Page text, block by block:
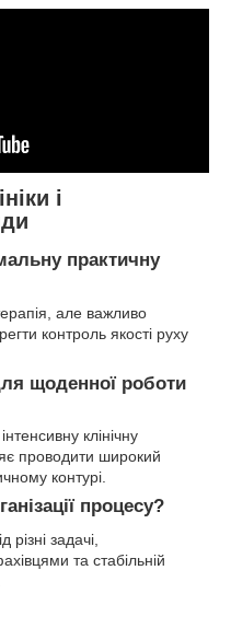
і
практичну
але важливо
контроль якості руху
щоденної роботи
клінічну
проводити широкий
контурі.
процесу?
задачі,
та стабільній